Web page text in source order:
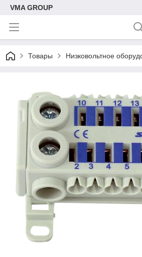
VMA GROUP
Товары Низковольтное